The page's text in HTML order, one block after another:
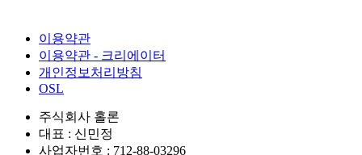
이용약관
이용약관 - 크리에이터
개인정보처리방침
OSL
주식회사 홀론
대표 : 신민정
사업자번호 : 712-88-03296